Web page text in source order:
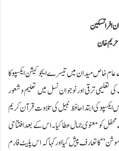
افرا تسکین
خان
آباد کے عام خاص میدان میں تیسرے ایجوکیشن ایکسپو کا
کی تعلیمی ترقی اور نوجوان نسل میں تعلیم و شعور
کی ابتدا حافظ نبیل کی تلاوت قرآن کریم
کو معنوی جمال عطا کیا۔ اس کے بعد افتتاحی
کا تعارف پیش کیا اور کہا کہ اس پلیٹ فارم